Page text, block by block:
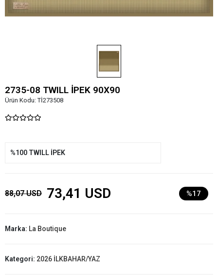
2735-08 TWILL İPEK 90X90
Ürün Kodu:Tİ273508
%100 TWILL İPEK
88,07 USD 73,41 USD %17
Marka: La Boutique
Kategori: 2026 İLKBAHAR/YAZ